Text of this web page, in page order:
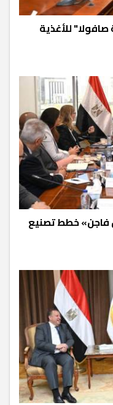
للأغذية
فاجن» خطط تصنيع